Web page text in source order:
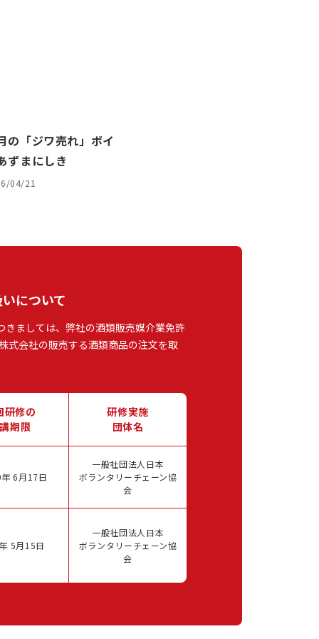
の「ジワ売れ」ボイ
ずまにしき
04/21
について
ましては、弊社の酒類販売媒介業免許
式会社の販売する酒類商品の注文を取
研修の
期限
研修実施
団体名
6月17日
一般社団法人日本
ボランタリーチェーン協
会
5月15日
一般社団法人日本
ボランタリーチェーン協
会